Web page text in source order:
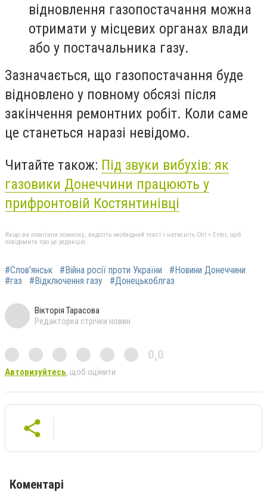
відновлення газопостачання можна
отримати у місцевих органах влади
або у постачальника газу.
Зазначається, що газопостачання буде
відновлено у повному обсязі після
закінчення ремонтних робіт. Коли саме
це станеться наразі невідомо.
Читайте також: Під звуки вибухів: як
газовики Донеччини працюють у
прифронтовій Костянтинівці
Якщо ви помітили помилку, виділіть необхідний текст і натисніть Ctrl + Enter, щоб
повідомити про це редакцію
#Слов'янськ #Війна росії проти України
#Новини Донеччини
#газ
#Відключення газу #Донецькоблгаз
Вікторія Тарасова
Редакторка стрічки новин
0,0
Авторизуйтесь, щоб оцінити
Коментарі